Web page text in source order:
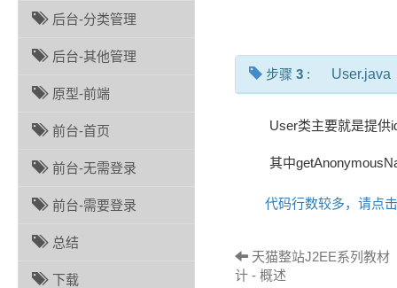
后台-分类管理
后台-其他管理
原型-前端
前台-首页
前台-无需登录
前台-需要登录
总结
下载
步骤 3 : User.java
User类主要就是提供
其中
代码行数较多，请点
天猫整站J2EE系列教材
计 - 概述